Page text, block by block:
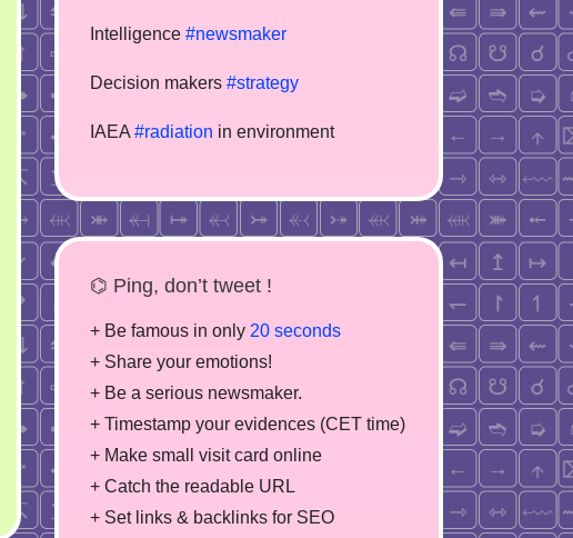
Intelligence #newsmaker
Decision makers #strategy
IAEA #radiation in environment
⌬ Ping, don’t tweet !
+ Be famous in only 20 seconds
+ Share your emotions!
+ Be a serious newsmaker.
+ Timestamp your evidences (CET time)
+ Make small visit card online
+ Catch the readable URL
+ Set links & backlinks for SEO